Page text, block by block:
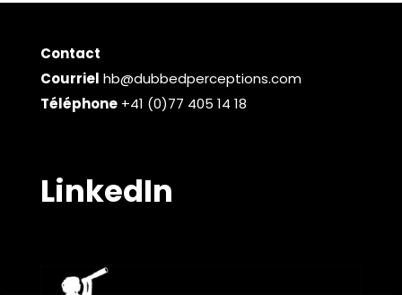
Contact
Courriel hb@dubbedperceptions.com
Téléphone+41 (0)77 405 14 18
LinkedIn